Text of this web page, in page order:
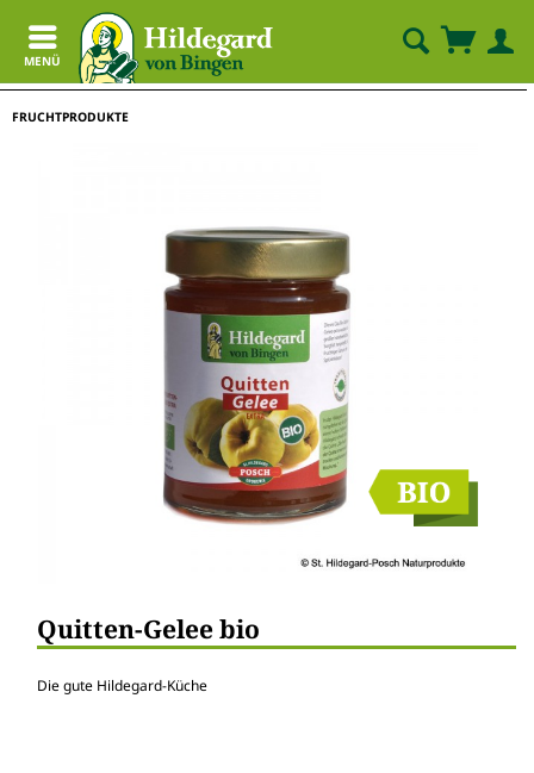
MENÜ
FRUCHTPRODUKTE
Quitten-Gelee bio
Die gute Hildegard-Küche